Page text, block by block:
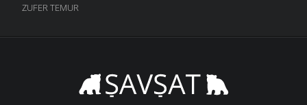
ZUFER TEMUR